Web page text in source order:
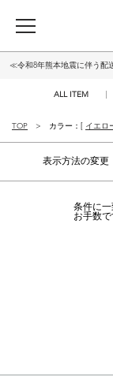
≪令和8年熊本地震に伴う配
ALL ITEM
TOP カラー：[ イエロ
表示方法の変更
条件に一
お手数